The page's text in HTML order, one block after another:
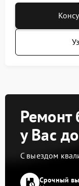
Ремонт
у Вас
С выездом
Срочный